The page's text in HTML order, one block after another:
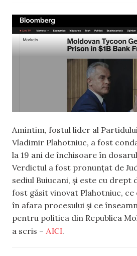
Amintim, fostul lider al
Vladimir Plahotniuc, a fost
la 19 ani de închisoare în
Verdictul a fost pronunțat de
sediul Buiucani, și este cu drept
fost găsit vinovat Plahotniuc, ce
în afara procesului și ce
pentru politica din Republica
a scris – AICI.